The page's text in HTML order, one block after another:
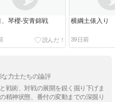
、琴櫻-安青錦戦 横綱土俵入り
39日前
力士たちの論評
戦術、対戦の展開を鋭く掘り下げま
精神状態、番付の変動までの深掘り